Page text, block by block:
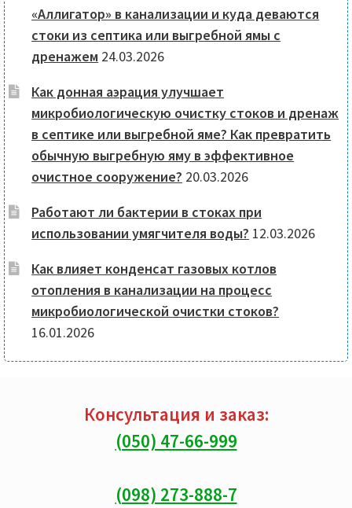
«Аллигатор» в канализации и куда деваются
стоки из септика или выгребной ямы с
дренажем 24.03.2026
Как донная аэрация улучшает
микробиологическую очистку стоков и дренаж
в септике или выгребной яме? Как превратить
обычную выгребную яму в эффективное
очистное сооружение? 20.03.2026
Работают ли бактерии в стоках при
использовании умягчителя воды? 12.03.2026
Как влияет конденсат газовых котлов
отопления в канализации на процесс
микробиологической очистки стоков?
16.01.2026
Консультация и заказ:
(050) 47-66-999
(098) 273-888-7